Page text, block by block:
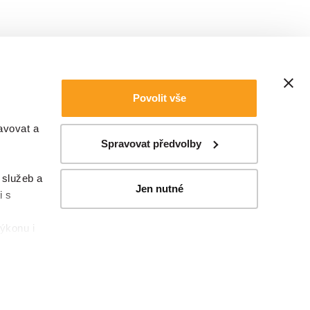
a
a
s
i
Povolit vše
Spravovat předvolby
Jen nutné